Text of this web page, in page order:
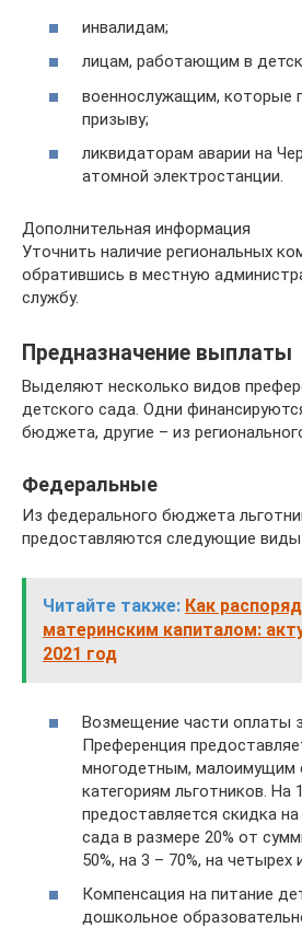
инвалидам;
лицам, работающим в
военнослужащим, которые
призыву;
ликвидаторам аварии на
атомной электростанции.
Дополнительная информация
Уточнить наличие региональных
обратившись в местную
службу.
Предназначение выплаты
Выделяют несколько видов
детского сада. Одни
бюджета, другие – из
Федеральные
Из федерального бюджета
предоставляются следующие виды
Читайте также: Как
материнским капиталом:
2021 год
Возмещение части оплаты
Преференция
многодетным, малоимущим
категориям льготников. На
предоставляется скидка
сада в размере 20% от
50%, на 3 – 70%, на четырех
Компенсация на питание
дошкольное